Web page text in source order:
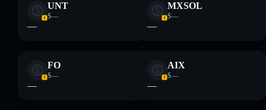
UNT
$—
—
MXSOL
$—
—
FO
$—
—
AIX
$—
—